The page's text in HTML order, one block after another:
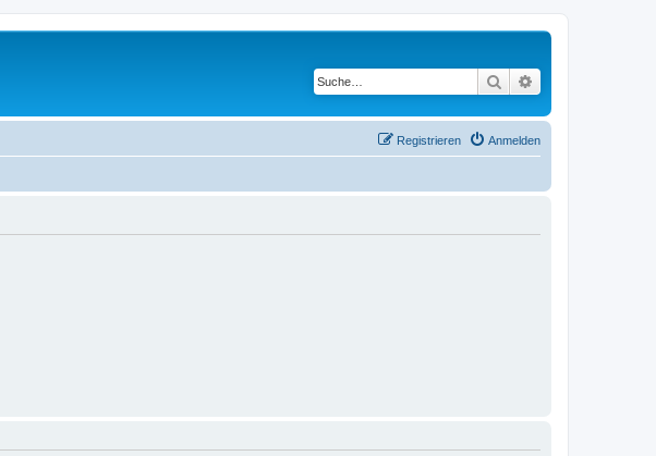
Suche
Anmelden
Registrieren